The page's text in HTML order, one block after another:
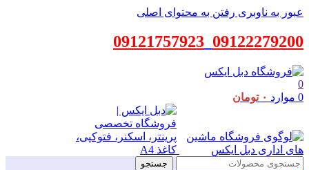
عبور به ناوبری رفتن به محتوای اصلی
09122279200
09121757923
0
0 موارد ۰ تومان
جستجو